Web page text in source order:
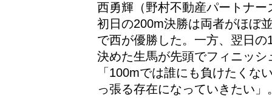
西勇輝（野村不動産パートナ
初日の200m決勝は両者がほぼ
で西が優勝した。一方、翌日
決めた生馬が先頭でフィニッ
「100mでは誰にも負けたくな
っ張る存在になっていきたい